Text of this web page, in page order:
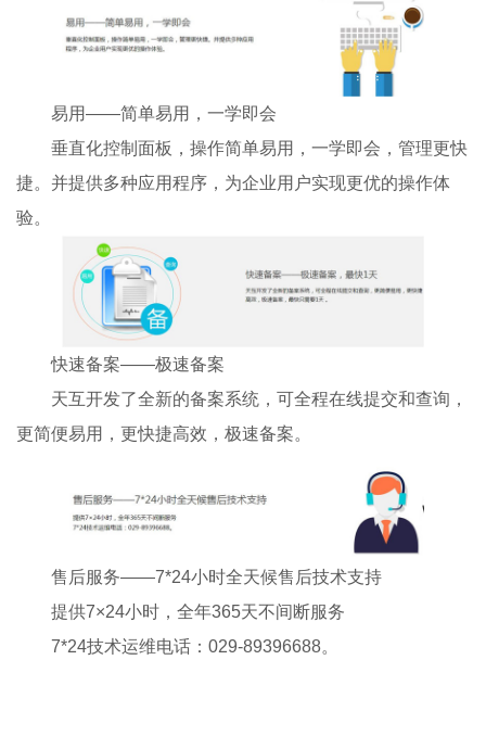
易用——简单易用，一学即会
垂直化控制面板，操作简单易用，一学即会，管理更快
捷。并提供多种应用程序，为企业用户实现更优的操作体
验。
快速备案——极速备案
天互开发了全新的备案系统，可全程在线提交和查询，
更简便易用，更快捷高效，极速备案。
售后服务——7*24小时全天候售后技术支持
提供7×24小时，全年365天不间断服务
7*24技术运维电话：029-89396688。